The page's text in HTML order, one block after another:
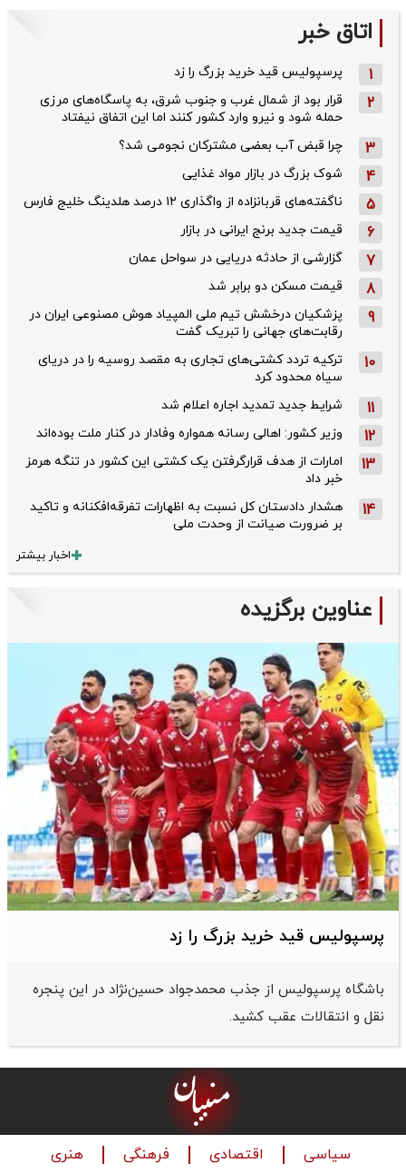
اتاق خبر
1 پرسپولیس قید خرید بزرگ را زد
2
قرار بود از شمال ‌غرب و جنوب‌ شرق، به پاسگاه‌های مرزی
حمله شود و نیرو وارد کشور کنند اما این اتفاق نیفتاد
3 چرا قبض آب بعضی مشترکان نجومی شد؟
4 شوک بزرگ در بازار مواد غذایی
5 ناگفته‌های قربانزاده از واگذاری ۱۲ درصد هلدینگ خلیج فارس
6 قیمت جدید برنج ایرانی در بازار
7 گزارشی از حادثه دریایی در سواحل عمان
8 قیمت مسکن دو برابر شد
9
پزشکیان درخشش تیم ملی المپیاد هوش مصنوعی ایران در
رقابت‌های جهانی را تبریک گفت
10
ترکیه تردد کشتی‌های تجاری به مقصد روسیه را در دریای
سیاه محدود کرد
11 شرایط جدید تمدید اجاره اعلام شد
12 وزیر کشور: اهالی رسانه همواره وفادار در کنار ملت بوده‌اند
13
امارات از هدف قرارگرفتن یک کشتی این کشور در تنگه هرمز
خبر داد
14
هشدار دادستان کل نسبت به اظهارات تفرقه‌افکنانه و تاکید
بر ضرورت صیانت از وحدت ملی
اخبار بیشتر
عناوین برگزیده
پرسپولیس قید خرید بزرگ را زد
باشگاه پرسپولیس از جذب محمدجواد حسین‌نژاد در این پنجره
نقل و انتقالات عقب کشید.
سیاسی اقتصادی فرهنگی هنری